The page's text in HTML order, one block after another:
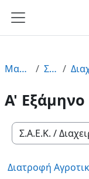
Πλευρικός
Μαθήματα Σ.Α.Ε.Κ.
Α' Εξάμηνο
Κατηγορίες
Διατροφή